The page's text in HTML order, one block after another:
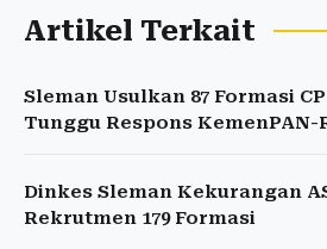
Artikel Terkait
Sleman Usulkan 87 Formasi
Tunggu Respons KemenPAN-
Dinkes Sleman Kekurangan
Rekrutmen 179 Formasi